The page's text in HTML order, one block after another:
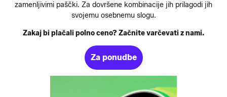
zamenljivimi paščki. Za dovršene kombinacije jih prilagodi jih
svojemu osebnemu slogu.
Zakaj bi plačali polno ceno? Začnite varčevati z nami.
Za ponudbe